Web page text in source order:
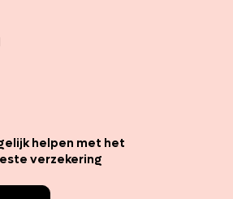
helpen met het
verzekering